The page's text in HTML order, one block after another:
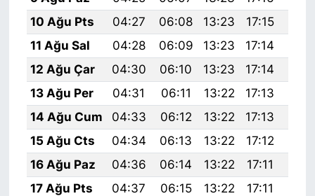
10 Ağu Pts
04:27 06:08 13:23 17:15
11 Ağu Sal
04:28 06:09 13:23 17:14
12 Ağu Çar
04:30 06:10 13:23 17:14
13 Ağu Per
04:31 06:11 13:22 17:13
14 Ağu Cum
04:33 06:12 13:22 17:13
15 Ağu Cts
04:34 06:13 13:22 17:12
16 Ağu Paz
04:36 06:14 13:22 17:11
17 Ağu Pts
04:37 06:15 13:22 17:11